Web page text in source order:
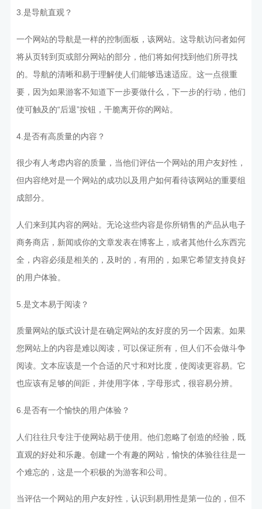
3.是导航直观？
一个网站的导航是一样的控制面板，该网站。这导航访问者如何
将从页转到页或部分网站的部分，他们将如何找到他们所寻找
的。导航的清晰和易于理解使人们能够迅速适应。这一点很重
要，因为如果游客不知道下一步要做什么，下一步的行动，他们
使可触及的“后退”按钮，干脆离开你的网站。
4.是否有高质量的内容？
很少有人考虑内容的质量，当他们评估一个网站的用户友好性，
但内容绝对是一个网站的成功以及用户如何看待该网站的重要组
成部分。
人们来到其内容的网站。无论这些内容是你所销售的产品从电子
商务商店，新闻或你的文章发表在博客上，或者其他什么东西完
全，内容必须是相关的，及时的，有用的，如果它希望支持良好
的用户体验。
5.是文本易于阅读？
质量网站的版式设计是在确定网站的友好度的另一个因素。如果
您网站上的内容是难以阅读，可以保证所有，但人们不会做斗争
阅读。文本应该是一个合适的尺寸和对比度，使阅读更容易。它
也应该有足够的间距，并使用字体，字母形式，很容易分辨。
6.是否有一个愉快的用户体验？
人们往往只专注于使网站易于使用。他们忽略了创造的经验，既
直观的好处和乐趣。创建一个有趣的网站，愉快的体验往往是一
个难忘的，这是一个积极的为游客和公司。
当评估一个网站的用户友好性，认识到易用性是第一位的，但不